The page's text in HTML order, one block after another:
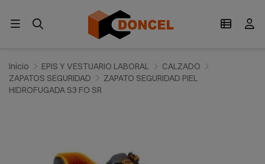
Inicio EPIS Y VESTUARIO LABORAL
CALZADO
ZAPATOS SEGURIDAD
ZAPATO SEGURIDAD PIEL
HIDROFUGADA S3 FO SR